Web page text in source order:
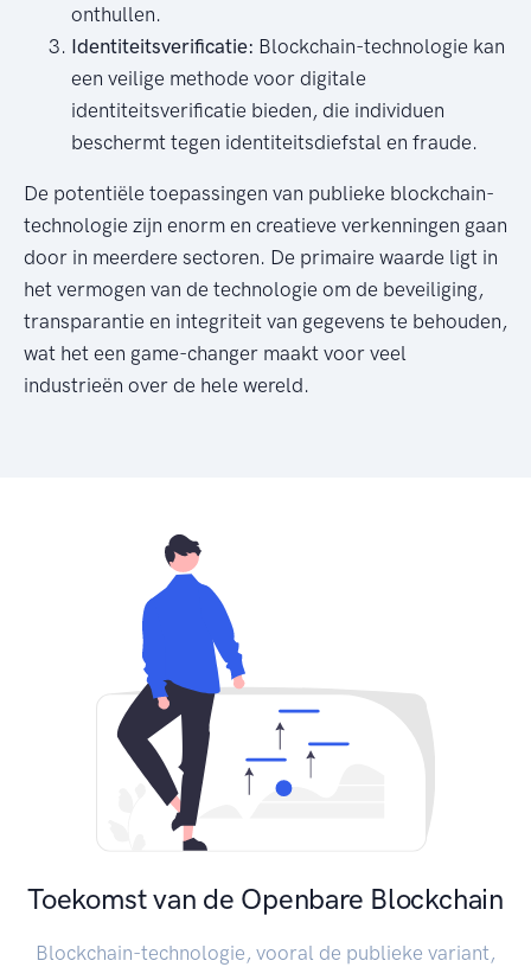
onthullen.
Identiteitsverificatie: Blockchain-technologie kan
een veilige methode voor digitale
identiteitsverificatie bieden, die individuen
beschermt tegen identiteitsdiefstal en fraude.
De potentiële toepassingen van publieke blockchain-
technologie zijn enorm en creatieve verkenningen gaan
door in meerdere sectoren. De primaire waarde ligt in
het vermogen van de technologie om de beveiliging,
transparantie en integriteit van gegevens te behouden,
wat het een game-changer maakt voor veel
industrieën over de hele wereld.
Toekomst van de Openbare Blockchain
Blockchain-technologie, vooral de publieke variant,